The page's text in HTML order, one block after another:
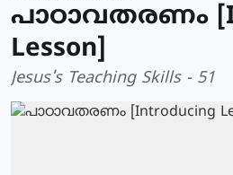
പാഠാവതരണം
Lesson]
Jesus's Teaching Skills - 51